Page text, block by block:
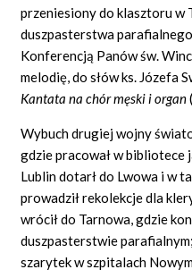
przeniesiony do klasztoru w
duszpasterstwa
Konferencją Panów św.
melodię, do słów ks. Józefa
Kantata na chór męski i organ
Wybuch drugiej wojny
gdzie pracował w bibliotece
Lublin dotarł do Lwowa i w
prowadził rekolekcje dla
wrócił do Tarnowa, gdzie
duszpasterstwie
szarytek w szpitalach